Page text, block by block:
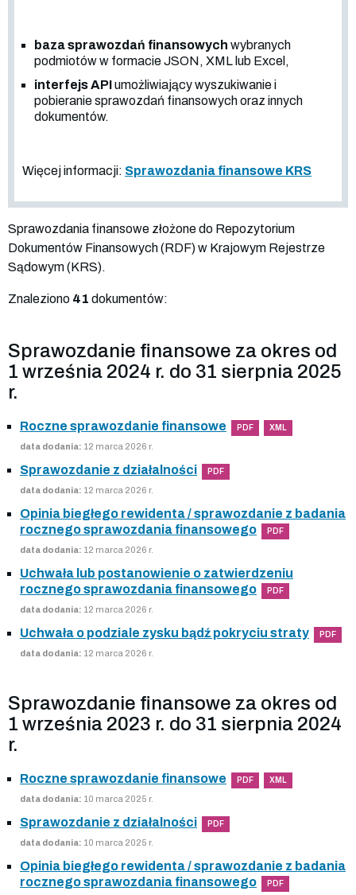
baza sprawozdań finansowych wybranych
podmiotów w formacie JSON, XML lub Excel,
interfejs APIumożliwiający wyszukiwanie i
pobieranie sprawozdań finansowych oraz innych
dokumentów.
Więcej informacji: Sprawozdania finansowe KRS
Sprawozdania finansowe złożone do Repozytorium
Dokumentów Finansowych (RDF) w Krajowym Rejestrze
Sądowym (KRS).
Znaleziono 41 dokumentów:
Sprawozdanie finansowe za okres od
1 września 2024 r. do 31 sierpnia 2025
r.
Roczne sprawozdanie finansowe PDF XML
data dodania: 12 marca 2026 r.
Sprawozdanie z działalności PDF
data dodania: 12 marca 2026 r.
Opinia biegłego rewidenta / sprawozdanie z badania
rocznego sprawozdania finansowego
PDF
data dodania: 12 marca 2026 r.
Uchwała lub postanowienie o zatwierdzeniu
rocznego sprawozdania finansowego
PDF
data dodania: 12 marca 2026 r.
Uchwała o podziale zysku bądź pokryciu straty PDF
data dodania: 12 marca 2026 r.
Sprawozdanie finansowe za okres od
1 września 2023 r. do 31 sierpnia 2024
r.
Roczne sprawozdanie finansowe PDF XML
data dodania: 10 marca 2025 r.
Sprawozdanie z działalności PDF
data dodania: 10 marca 2025 r.
Opinia biegłego rewidenta / sprawozdanie z badania
rocznego sprawozdania finansowego
PDF